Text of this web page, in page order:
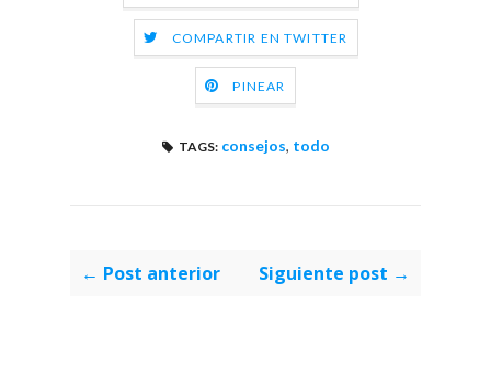
COMPARTIR EN TWITTER
PINEAR
TAGS: consejos, todo
← Post anterior Siguiente post →